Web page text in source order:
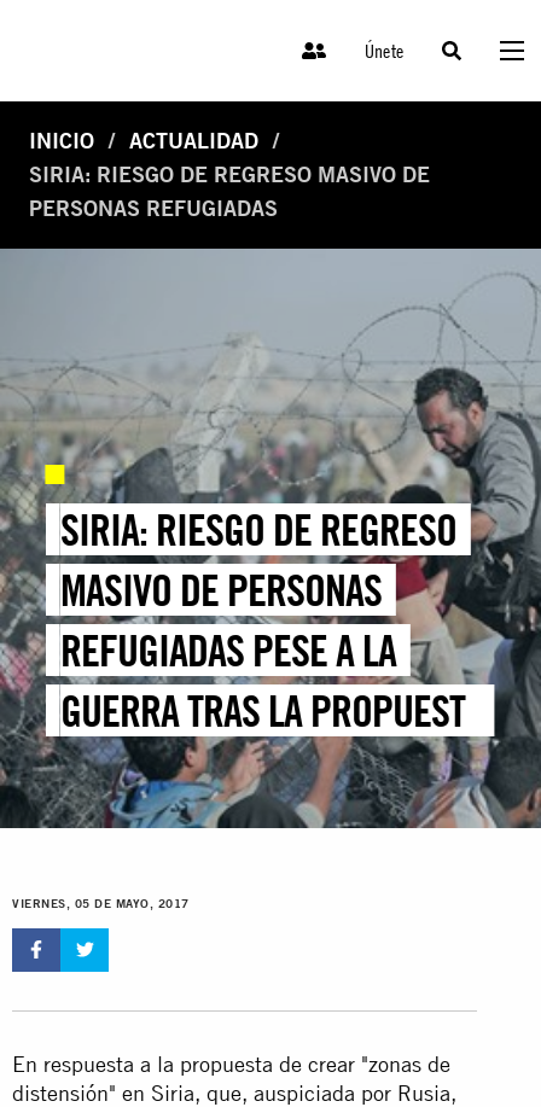
Únete
INICIO
ACTUALIDAD
SIRIA: RIESGO DE REGRESO MASIVO DE
PERSONAS REFUGIADAS
SIRIA: RIESGO DE REGRESO
MASIVO DE PERSONAS
REFUGIADAS PESE A LA
GUERRA TRAS LA PROPUESTA
DE “DISTENSIÓN” DE ASTANA
VIERNES, 05 DE MAYO, 2017
En respuesta a la propuesta de crear "zonas de
distensión" en Siria, que, auspiciada por Rusia,